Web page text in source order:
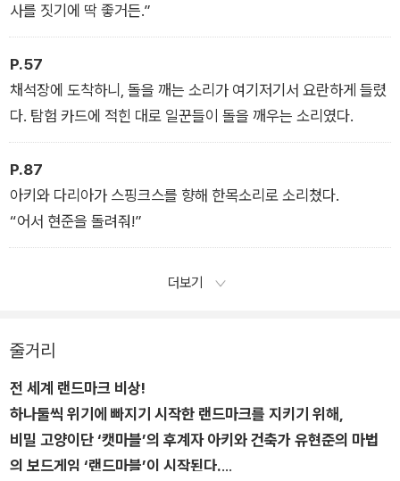
사를 짓기에 딱 좋거든.”
P.57
채석장에 도착하니, 돌을 깨는 소리가 여기저기서 요란하게 들렸
다. 탐험 카드에 적힌 대로 일꾼들이 돌을 깨우는 소리였다.
P.87
아키와 다리아가 스핑크스를 향해 한목소리로 소리쳤다.
“어서 현준을 돌려줘!”
더보기
줄거리
전 세계 랜드마크 비상!
하나둘씩 위기에 빠지기 시작한 랜드마크를 지키기 위해,
비밀 고양이단 ‘캣마블’의 후계자 아키와 건축가 유현준의 마법
의 보드게임 ‘랜드마블’이 시작된다.